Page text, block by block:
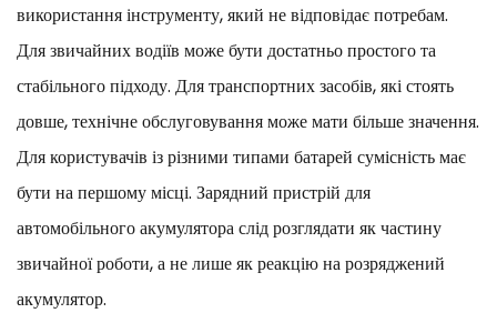
використання інструменту, який не відповідає потребам.
Для звичайних водіїв може бути достатньо простого та
стабільного підходу. Для транспортних засобів, які стоять
довше, технічне обслуговування може мати більше значення.
Для користувачів із різними типами батарей сумісність має
бути на першому місці. Зарядний пристрій для
автомобільного акумулятора слід розглядати як частину
звичайної роботи, а не лише як реакцію на розряджений
акумулятор.